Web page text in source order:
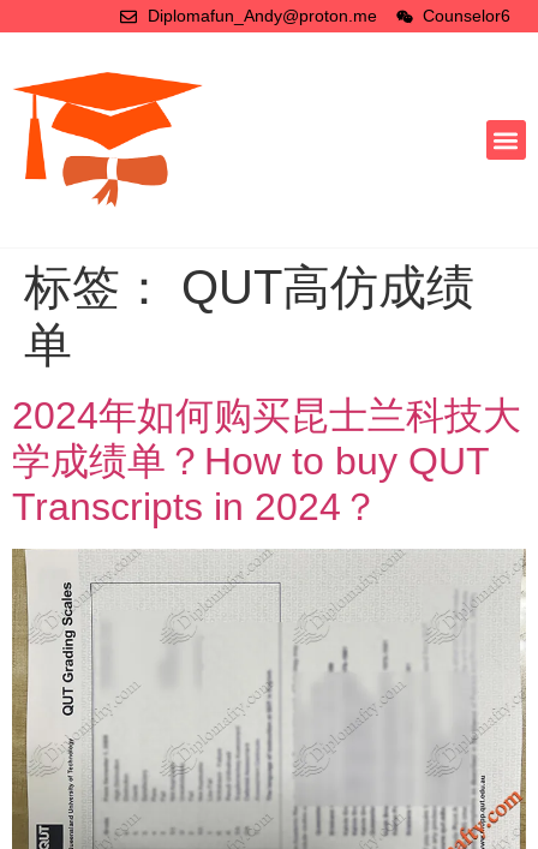
Diplomafun_Andy@proton.me Counselor6
标签： QUT高仿成绩
单
2024年如何购买昆士兰科技大
学成绩单？How to buy QUT
Transcripts in 2024？